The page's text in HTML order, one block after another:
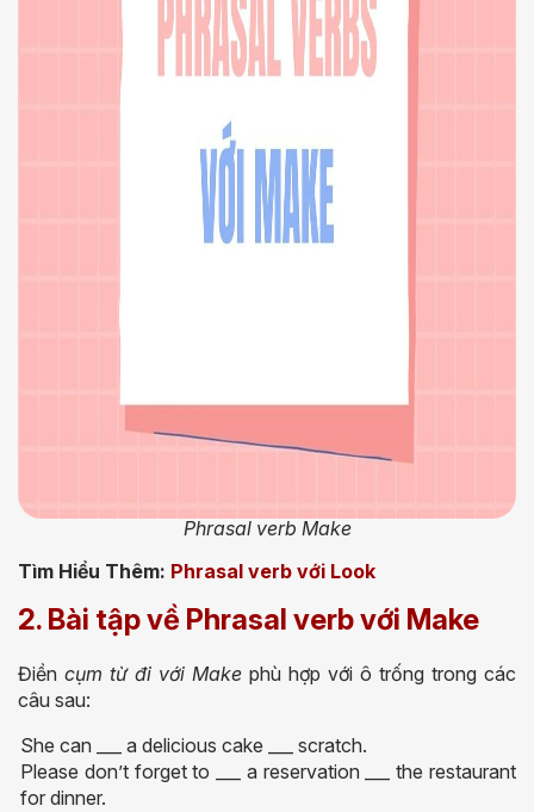
Phrasal verb Make
Tìm Hiểu Thêm: Phrasal verb với Look
2. Bài tập về Phrasal verb với Make
Điền cụm từ đi với Make phù hợp với ô trống trong các
câu sau:
She can ___ a delicious cake ___ scratch.
Please don’t forget to ___ a reservation ___ the restaurant
for dinner.